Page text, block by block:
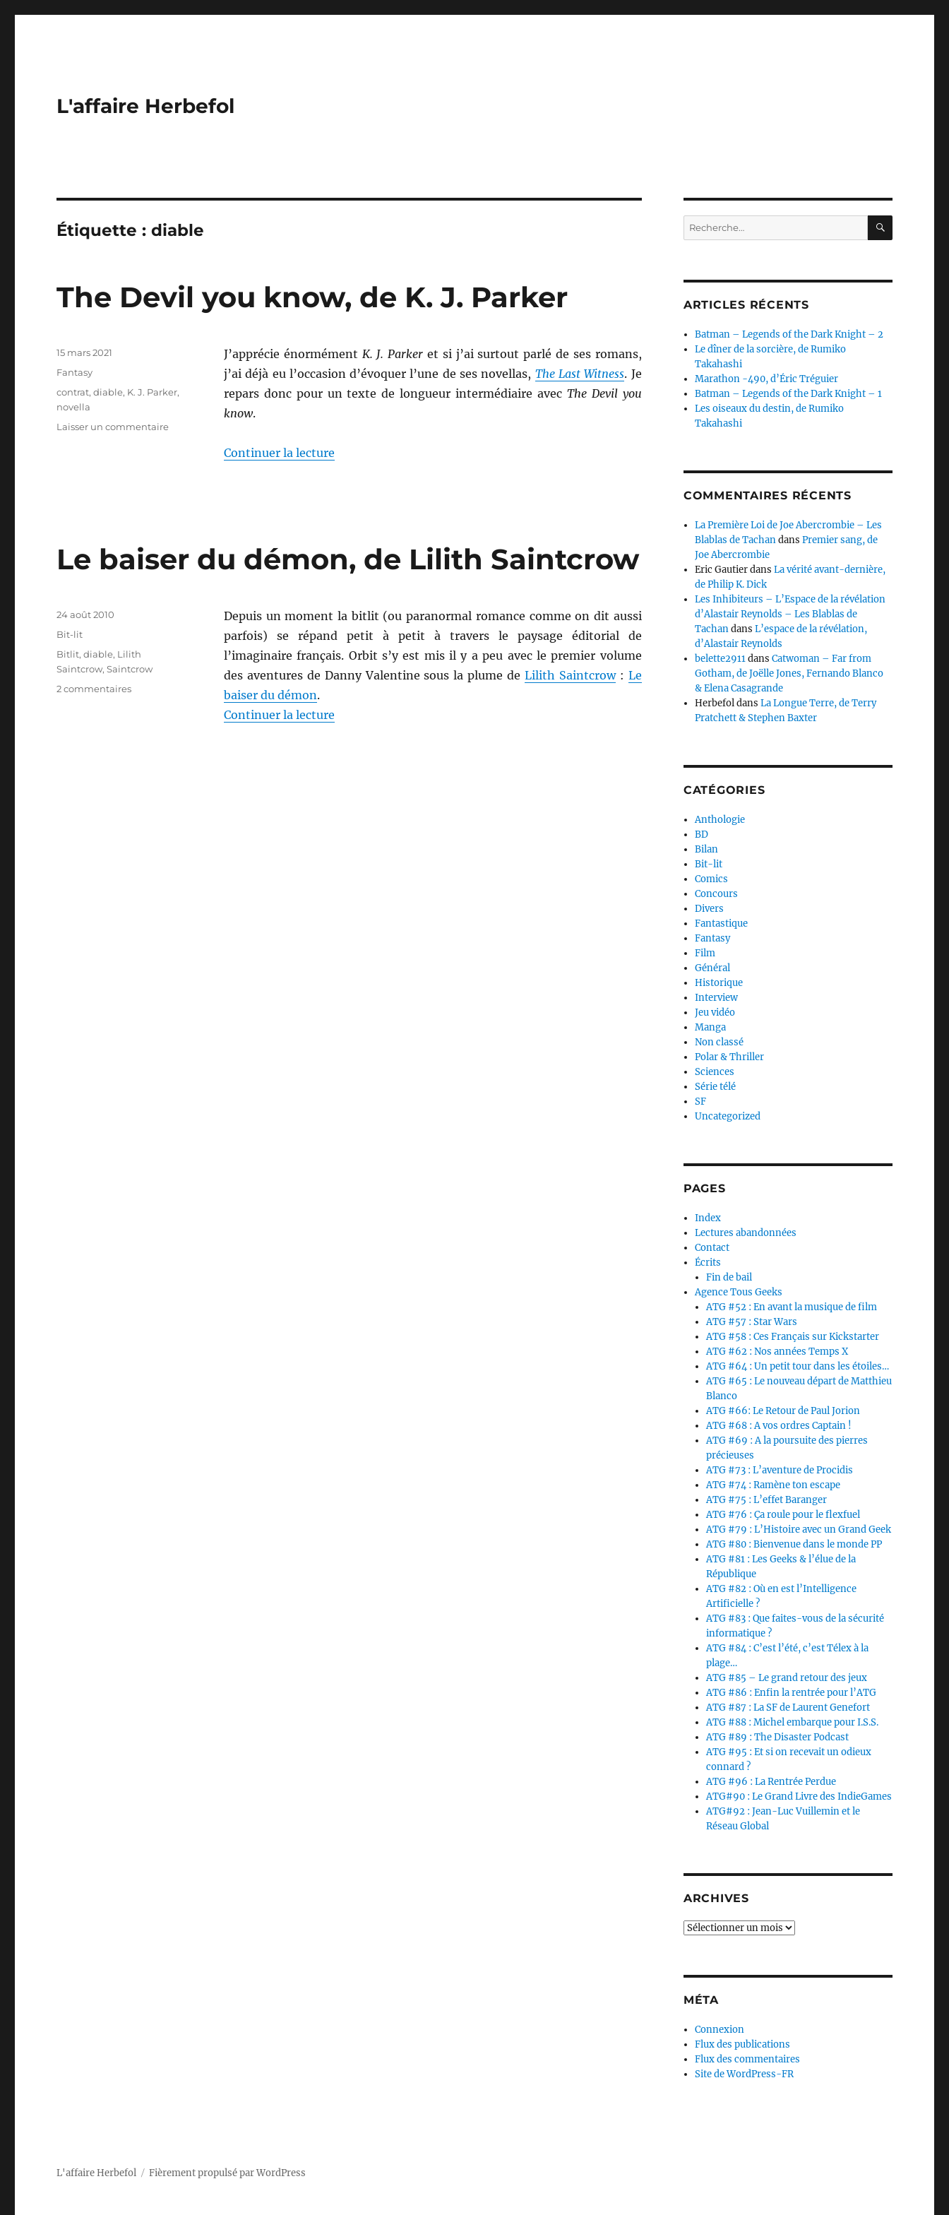
L'affaire Herbefol
Étiquette :diable
The Devil you know, de K. J. Parker
J’apprécie énormément K. J. Parker et si j’ai surtout parlé de ses romans,
j’ai déjà eu l’occasion d’évoquer l’une de ses novellas, The Last Witness. Je
repars donc pour un texte de longueur intermédiaire avec The Devil you
know.
Continuer la lecturede « The Devil you know, de K. J. Parker »
Publié
15 mars 2021
Catégories
Fantasy
Étiquettes
contrat,diable, K. J. Parker,
novella
Laisser un commentairesur
Le baiser du démon, de Lilith Saintcrow
Depuis un moment la bitlit (ou paranormal romance comme on dit aussi
parfois) se répand petit à petit à travers le paysage éditorial de
l’imaginaire français. Orbit s’y est mis il y a peu avec le premier volume
des aventures de Danny Valentine sous la plume deLilith Saintcrow: Le
baiser du démon.
Continuer la lecturede « Le baiser du démon, de Lilith Saintcrow »
Publié
le
24 août 2010
Catégories
Bit-lit
Étiquettes
Bitlit,diable, Lilith
Saintcrow,Saintcrow
2 commentairessur
Recherche
pour :
ARTICLES RÉCENTS
Batman – Legends of the Dark Knight – 2
Le dîner de la sorcière, de Rumiko
Takahashi
Marathon -490, d’Éric Tréguier
Batman – Legends of the Dark Knight – 1
Les oiseaux du destin, de Rumiko
Takahashi
COMMENTAIRES RÉCENTS
La Première Loi de Joe Abercrombie – Les
Blablas de TachandansPremier sang, de
Joe Abercrombie
Eric GautierdansLa vérité avant-dernière,
de Philip K. Dick
Les Inhibiteurs – L’Espace de la révélation
d’Alastair Reynolds – Les Blablas de
TachandansL’espace de la révélation,
d’Alastair Reynolds
belette2911dansCatwoman – Far from
Gotham, de Joëlle Jones, Fernando Blanco
& Elena Casagrande
HerbefoldansLa Longue Terre, de Terry
Pratchett & Stephen Baxter
CATÉGORIES
Anthologie
BD
Bilan
Bit-lit
Comics
Concours
Divers
Fantastique
Fantasy
Film
Général
Historique
Interview
Jeu vidéo
Manga
Non classé
Polar & Thriller
Sciences
Série télé
SF
Uncategorized
PAGES
Index
Lectures abandonnées
Contact
Écrits
Fin de bail
Agence Tous Geeks
ATG #52 : En avant la musique de film
ATG #57 : Star Wars
ATG #58 : Ces Français sur Kickstarter
ATG #62 : Nos années Temps X
ATG #64 : Un petit tour dans les étoiles…
ATG #65 : Le nouveau départ de Matthieu
Blanco
ATG #66: Le Retour de Paul Jorion
ATG #68 : A vos ordres Captain !
ATG #69 : A la poursuite des pierres
précieuses
ATG #73 : L’aventure de Procidis
ATG #74 : Ramène ton escape
ATG #75 : L’effet Baranger
ATG #76 : Ça roule pour le flexfuel
ATG #79 : L’Histoire avec un Grand Geek
ATG #80 : Bienvenue dans le monde PP
ATG #81 : Les Geeks & l’élue de la
République
ATG #82 : Où en est l’Intelligence
Artificielle ?
ATG #83 : Que faites-vous de la sécurité
informatique ?
ATG #84 : C’est l’été, c’est Télex à la
plage…
ATG #85 – Le grand retour des jeux
ATG #86 : Enfin la rentrée pour l’ATG
ATG #87 : La SF de Laurent Genefort
ATG #88 : Michel embarque pour I.S.S.
ATG #89 : The Disaster Podcast
ATG #95 : Et si on recevait un odieux
connard ?
ATG #96 : La Rentrée Perdue
ATG#90 : Le Grand Livre des IndieGames
ATG#92 : Jean-Luc Vuillemin et le
Réseau Global
ARCHIVES
Archives
MÉTA
Connexion
Flux des publications
Flux des commentaires
Site de WordPress-FR
L'affaire Herbefol Fièrement propulsé par WordPress